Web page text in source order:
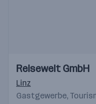
Videos
Einblicke
Einblicke
Reisewelt GmbH
Linz
Gastgewerbe,